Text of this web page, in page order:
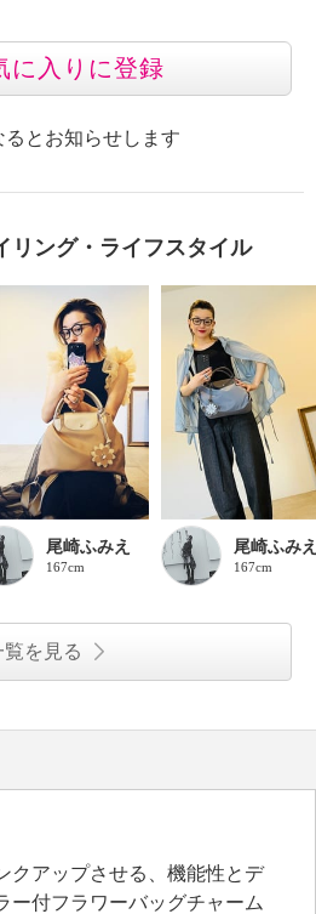
に入りに登録
るとお知らせします
リング・ライフスタイル
尾崎ふみえ
167cm
尾崎ふみ
167cm
覧を見る
クアップさせる、機能性とデ
ー付フラワーバッグチャーム